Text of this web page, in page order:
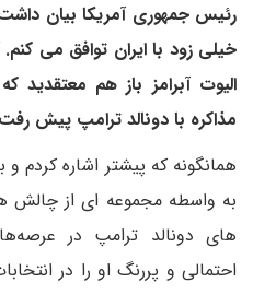
رئیس جمهوری آمریکا بیان
خیلی زود با ایران توافق می
الیوت آبرامز باز هم
مذاکره با دونالد ترامپ پیش
همانگونه که پیشتر اشاره کردم
به واسطه مجموعه ای از چالش
های دونالد ترامپ در
احتمالی و پررنگ او را در